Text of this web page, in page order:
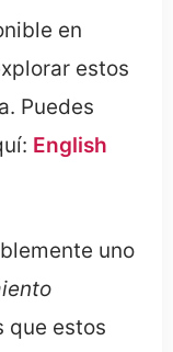
en
estos
Puedes
English
uno
que estos